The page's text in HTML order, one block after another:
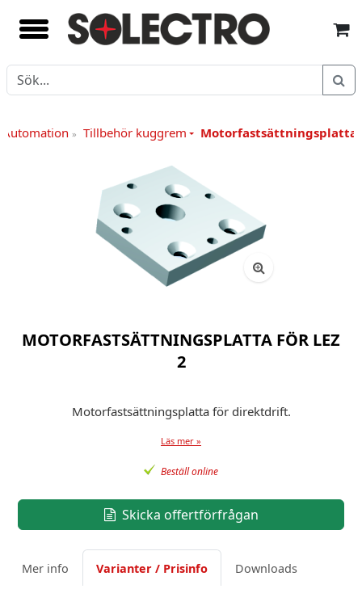
Automation» Tillbehör kuggrem Motorfastsättningsplatta
MOTORFASTSÄTTNINGSPLATTA FÖR LEZ
2
Motorfastsättningsplatta för direktdrift.
Läs mer »
Beställ online
Skicka offertförfrågan
Mer info Varianter / Prisinfo Downloads